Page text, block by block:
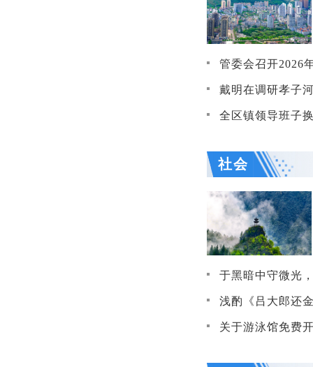
管委会召开2026
戴明在调研孝子河沿岸生活污水溢流问题
全区镇领导班子换届工
社会
于黑暗中守微光，于
浅酌《吕大郎还
关于游泳馆免费